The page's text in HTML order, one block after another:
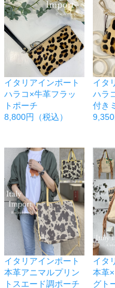
イタリアインポート
ハラコ×牛革フラッ
トポーチ
8,800円（税込）
イタ
ハラ
付き
9,350
イタリアインポート
本革アニマルプリン
トスエード調ポーチ
イタ
本革
グト